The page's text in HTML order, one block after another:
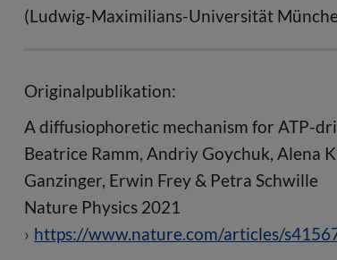
(Ludwig-Maximilians-Universität
Originalpublikation:
A diffusiophoretic mechanism for ATP-
Beatrice Ramm, Andriy Goychuk, Alena
Ganzinger, Erwin Frey & Petra Schwille
Nature Physics 2021
https://www.nature.com/articles/